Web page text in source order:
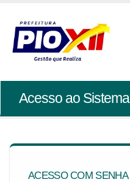
Acesso ao Sistema
ACESSO COM SENHA